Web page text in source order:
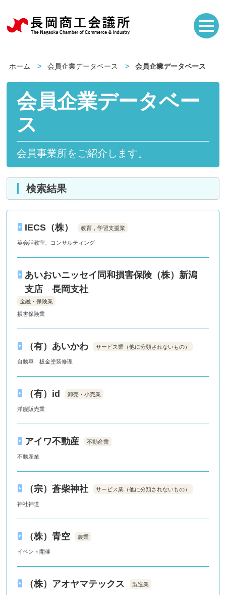
ホーム 会員企業データベース 会員企業データベース
会員企業データベー
ス
会員事業所をご紹介します。
検索結果
IECS（株） 教育，学習支援業
英会話教室、コンサルティング
あいおいニッセイ同和損害保険（株）新潟
支店 長岡支社
金融・保険業
損害保険業
（有）あいかわ サービス業（他に分類されないもの）
自動車 板金塗装修理
（有）id 卸売・小売業
洋服販売業
アイワ不動産 不動産業
不動産業
（宗）蒼柴神社 サービス業（他に分類されないもの）
神社神道
（株）青空 農業
イベント開催
（株）アオヤマテックス 製造業